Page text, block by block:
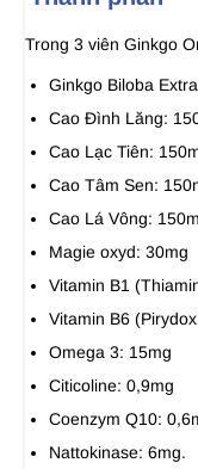
Trong 3 viên Ginkgo
Ginkgo Biloba
Cao Đình Lăng:
Cao Lạc Tiên:
Cao Tâm Sen:
Cao Lá Vông:
Magie oxyd: 30mg
Vitamin B1
Vitamin B6
Omega 3: 15mg
Citicoline: 0,9mg
Coenzym Q10:
Nattokinase: 6mg.